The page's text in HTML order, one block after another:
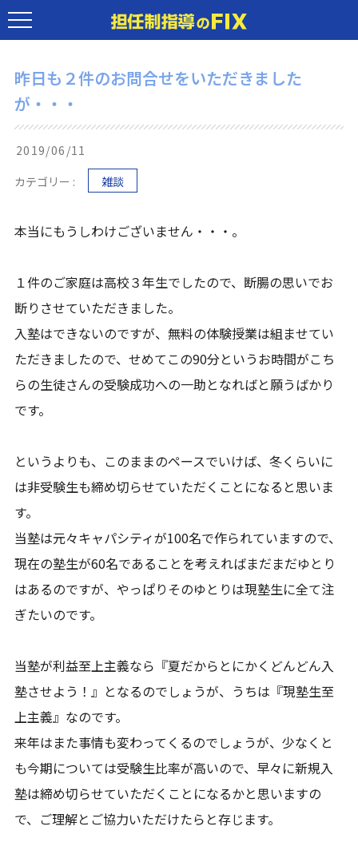
昨日も２件のお問合せをいただきました
が・・・
2019/06/11
カテゴリー :
雑談
本当にもうしわけございません・・・。
１件のご家庭は高校３年生でしたので、断腸の思いでお
断りさせていただきました。
入塾はできないのですが、無料の体験授業は組ませてい
ただきましたので、せめてこの90分というお時間がこち
らの生徒さんの受験成功への一助となればと願うばかり
です。
というよりも、このままのペースでいけば、冬くらいに
は非受験生も締め切らせていただくことになると思いま
す。
当塾は元々キャパシティが100名で作られていますので、
現在の塾生が60名であることを考えればまだまだゆとり
はあるのですが、やっぱりそのゆとりは現塾生に全て注
ぎたいのです。
当塾が利益至上主義なら『夏だからとにかくどんどん入
塾させよう！』となるのでしょうが、うちは『現塾生至
上主義』なのです。
来年はまた事情も変わってくるのでしょうが、少なくと
も今期については受験生比率が高いので、早々に新規入
塾は締め切らせていただくことになるかと思いますの
で、ご理解とご協力いただけたらと存じます。